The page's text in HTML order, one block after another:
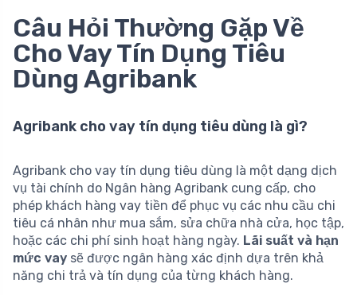
Câu Hỏi Thường Gặp Về
Cho Vay Tín Dụng Tiêu
Dùng Agribank
Agribank cho vay tín dụng tiêu dùng là gì?
Agribank cho vay tín dụng tiêu dùng là một dạng dịch
vụ tài chính do Ngân hàng Agribank cung cấp, cho
phép khách hàng vay tiền để phục vụ các nhu cầu chi
tiêu cá nhân như mua sắm, sửa chữa nhà cửa, học tập,
hoặc các chi phí sinh hoạt hàng ngày. Lãi suất và hạn
mức vay sẽ được ngân hàng xác định dựa trên khả
năng chi trả và tín dụng của từng khách hàng.